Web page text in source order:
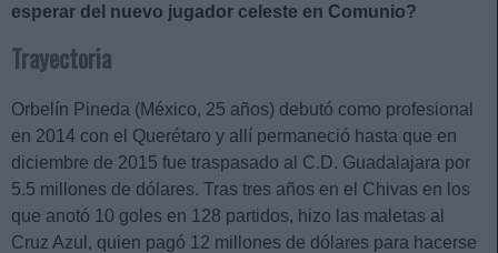
esperar del nuevo jugador celeste en Comunio?
Trayectoria
Orbelín Pineda (México, 25 años) debutó como profesional
en 2014 con el Querétaro y allí permaneció hasta que en
diciembre de 2015 fue traspasado al C.D. Guadalajara por
5.5 millones de dólares. Tras tres años en el Chivas en los
que anotó 10 goles en 128 partidos, hizo las maletas al
Cruz Azul, quien pagó 12 millones de dólares para hacerse